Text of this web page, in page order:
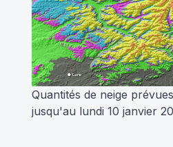
Quantités de neige
jusqu'au lundi 10 janvier